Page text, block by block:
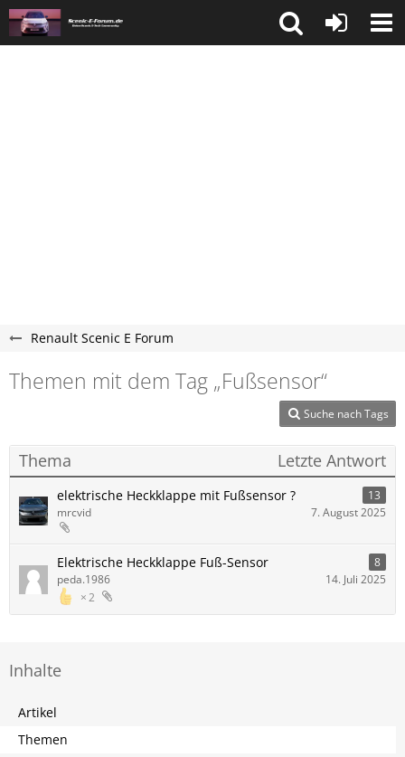
Renault Scenic E Forum
Themen mit dem Tag „Fußsensor“
Suche nach Tags
Thema Letzte Antwort
elektrische Heckklappe mit Fußsensor ?
13
mrcvid
7. August 2025
Elektrische Heckklappe Fuß-Sensor 8
2
peda.1986 14. Juli 2025
Inhalte
Artikel
Themen